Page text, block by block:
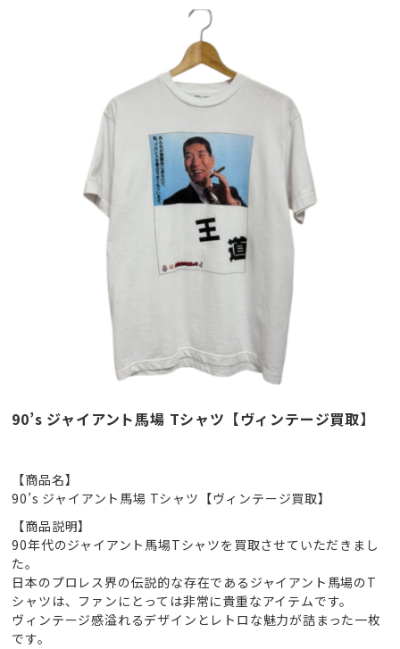
90’s ジャイアント馬場 Tシャツ【ヴィンテージ買取】
【商品名】
90’s ジャイアント馬場 Tシャツ【ヴィンテージ買取】
【商品説明】
90年代のジャイアント馬場Tシャツを買取させていただきまし
た。
日本のプロレス界の伝説的な存在であるジャイアント馬場のT
シャツは、ファンにとっては非常に貴重なアイテムです。
ヴィンテージ感溢れるデザインとレトロな魅力が詰まった一枚
です。